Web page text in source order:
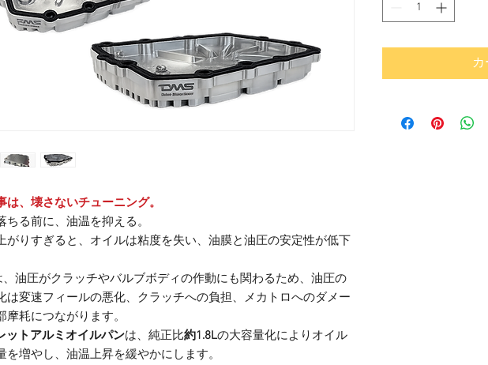
は、壊さないチューニング。
ちる前に、油温を抑える。
がりすぎると、オイルは粘度を失い、油膜と油圧の安定性が低下
、油圧がクラッチやバルブボディの作動にも関わるため、油圧の
は変速フィールの悪化、クラッチへの負担、メカトロへのダメー
摩耗につながります。
ットアルミオイルパンは、純正比約1.8Lの大容量化によりオイル
を増やし、油温上昇を緩やかにします。